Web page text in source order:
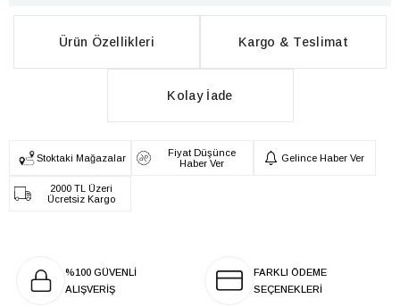
Ürün Özellikleri Kargo & Teslimat
Kolay İade
Stoktaki Mağazalar
Fiyat Düşünce
Haber Ver
Gelince Haber Ver
2000 TL Üzeri
Ücretsiz Kargo
%100 GÜVENLİ
ALIŞVERİŞ
FARKLI ÖDEME
SEÇENEKLERİ